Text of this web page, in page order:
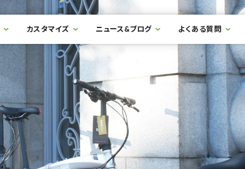
カスタマイズ ニュース&ブログ よくある質問